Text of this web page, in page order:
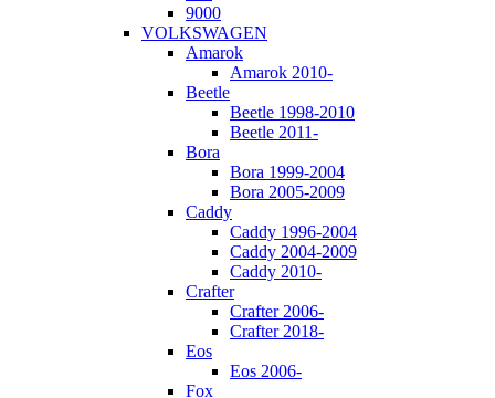
9000
VOLKSWAGEN
Amarok
Amarok 2010-
Beetle
Beetle 1998-2010
Beetle 2011-
Bora
Bora 1999-2004
Bora 2005-2009
Caddy
Caddy 1996-2004
Caddy 2004-2009
Caddy 2010-
Crafter
Crafter 2006-
Crafter 2018-
Eos
Eos 2006-
Fox